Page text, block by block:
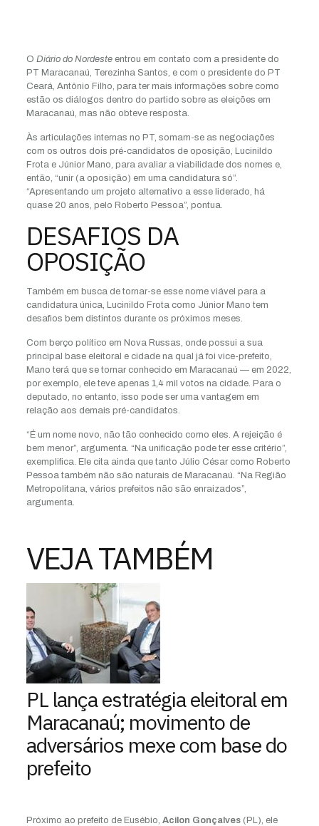
O Diário do Nordesteentrou em contato com a presidente do
PT Maracanaú, Terezinha Santos, e com o presidente do PT
Ceará, Antônio Filho, para ter mais informações sobre como
estão os diálogos dentro do partido sobre as eleições em
Maracanaú, mas não obteve resposta.
Às articulações internas no PT, somam-se as negociações
com os outros dois pré-candidatos de oposição, Lucinildo
Frota e Júnior Mano, para avaliar a viabilidade dos nomes e,
então, “unir (a oposição) em uma candidatura só”.
“Apresentando um projeto alternativo a esse liderado, há
quase 20 anos, pelo Roberto Pessoa”, pontua.
DESAFIOS DA
OPOSIÇÃO
Também em busca de tornar-se esse nome viável para a
candidatura única, Lucinildo Frota como Júnior Mano tem
desafios bem distintos durante os próximos meses.
Com berço político em Nova Russas, onde possui a sua
principal base eleitoral e cidade na qual já foi vice-prefeito,
Mano terá que se tornar conhecido em Maracanaú — em 2022,
por exemplo, ele teve apenas 1,4 mil votos na cidade. Para o
deputado, no entanto, isso pode ser uma vantagem em
relação aos demais pré-candidatos.
“É um nome novo, não tão conhecido como eles. A rejeição é
bem menor”, argumenta. “Na unificação pode ter esse critério”,
exemplifica. Ele cita ainda que tanto Júlio César como Roberto
Pessoa também não são naturais de Maracanaú. “Na Região
Metropolitana, vários prefeitos não são enraizados”,
argumenta.
VEJA TAMBÉM
PL lança estratégia eleitoral em
Maracanaú; movimento de
adversários mexe com base do
prefeito
Próximo ao prefeito de Eusébio, Acilon Gonçalves(PL), ele